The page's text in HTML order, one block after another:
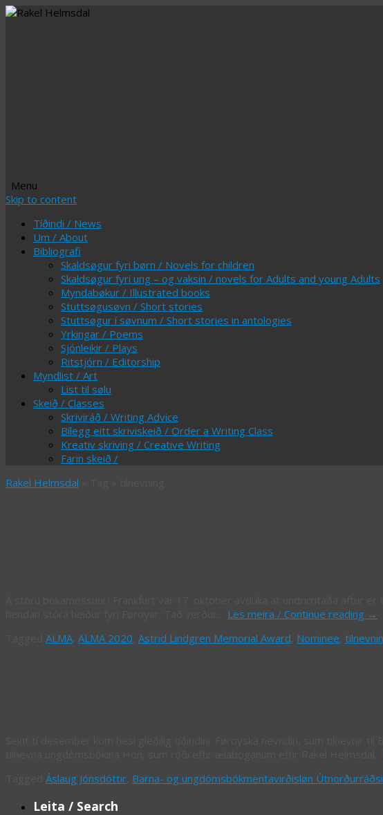
Menu
Skip to content
Tíðindi / News
Um / About
Bibliografi
Skaldsøgur fyri børn / Novels for children
Skaldsøgur fyri ung – og vaksin / novels for Adults and young Adults
Myndabøkur / Illustrated books
Stuttsøgusøvn / Short stories
Stuttsøgur í søvnum / Short stories in antologies
Yrkingar / Poems
Sjónleikir / Plays
Ritstjórn / Editorship
Myndlist / Art
List til sølu
Skeið / Classes
Skriviráð / Writing Advice
Bílegg eitt skriviskeið / Order a Writing Class
Kreativ skriving / Creative Writing
Farin skeið /
Rakel Helmsdal
Les meira / Continue reading →
ALMA, ALMA 2020 Astrid Lindgren Memorial Award Nominee
Áslaug Jónsdóttir Barna- og ungdómsbókmentavirðisløn
Leita / Search